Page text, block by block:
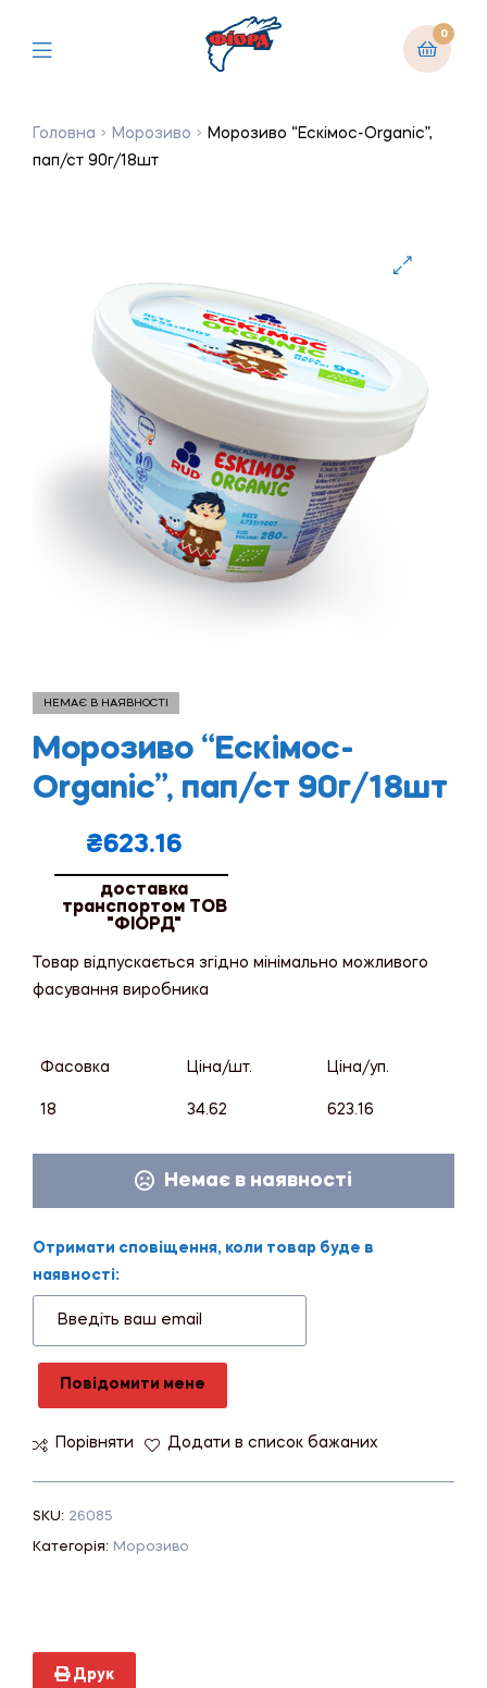
0
Головна Морозиво
Морозиво “Ескімос-Organic”,
пап/ст 90г/18шт
НЕМАЄ В НАЯВНОСТІ
Морозиво “Ескімос-
Organic”, пап/ст 90г/18шт
₴623.16
доставка
транспортом ТОВ
"ФІОРД"
Товар відпускається згідно мінімально можливого
фасування виробника
Фасовка Ціна/шт. Ціна/уп.
18 34.62 623.16
Немає в наявності
Отримати сповіщення, коли товар буде в
наявності:
Повідомити мене
Порівняти Додати в список бажаних
SKU: 26085
Категорія: Морозиво
Друк